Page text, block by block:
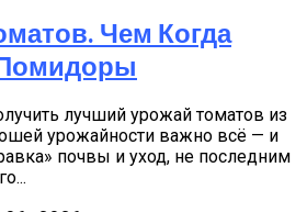
Чем Когда
лучший урожай томатов из
урожайности важно всё — и
почвы и уход, не последним